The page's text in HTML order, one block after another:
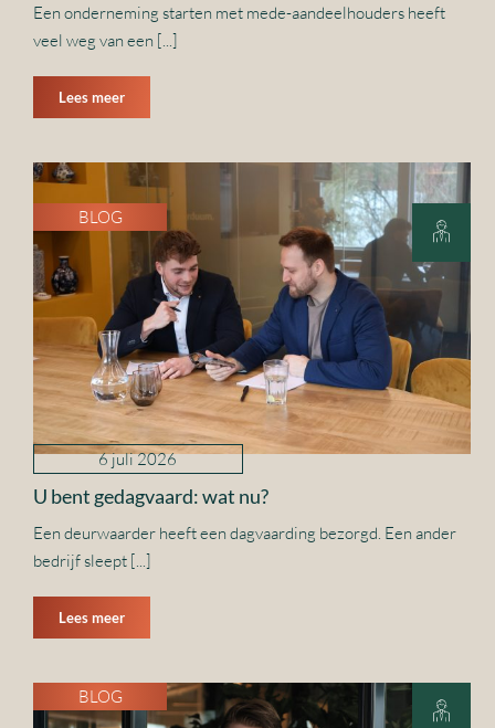
Een onderneming starten met mede-aandeelhouders heeft
veel weg van een [...]
Lees meer
BLOG
6 juli 2026
U bent gedagvaard: wat nu?
Een deurwaarder heeft een dagvaarding bezorgd. Een ander
bedrijf sleept [...]
Lees meer
BLOG